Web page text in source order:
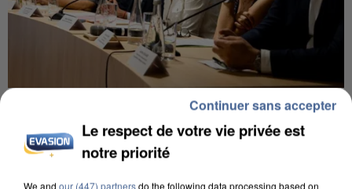
INCENDIES : L’ÎLE-DE-FRANCE LANCE UN ÉLAN
DE SOLIDARITÉ AVEC LES...
Le respect de votre vie privée est
notre priorité
We and our (447) partnersdo the following data processing based on
Continuer sans accepter